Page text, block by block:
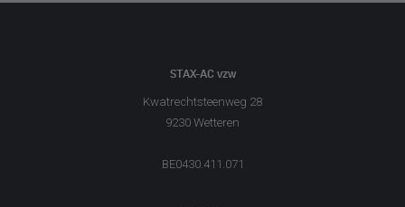
STAX-AC vzw
Kwatrechtsteenweg 28
9230 Wetteren
BE0430.411.071